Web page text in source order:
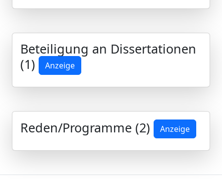
Beteiligung an Dissertationen
(1)
Anzeige
Reden/Programme (2) Anzeige